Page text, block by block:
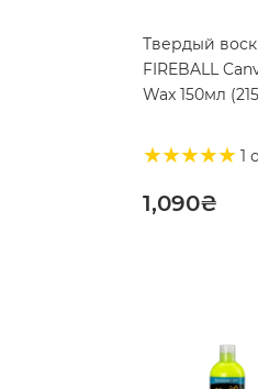
Твердый воск
FIREBALL
Wax 150мл
1
1,090₴